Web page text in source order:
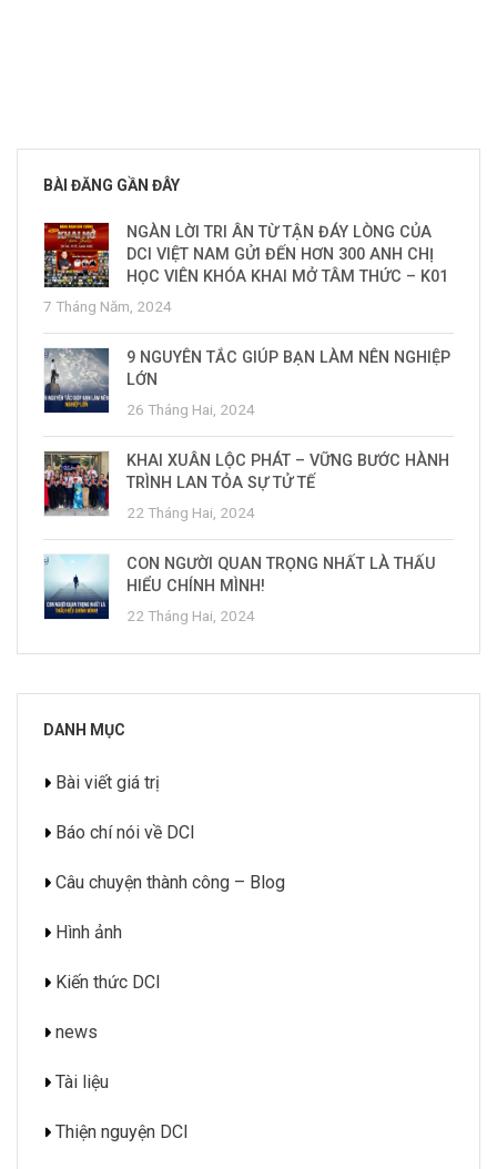
BÀI ĐĂNG GẦN ĐÂY
NGÀN LỜI TRI ÂN TỪ TẬN ĐÁY LÒNG CỦA
DCI VIỆT NAM GỬI ĐẾN HƠN 300 ANH CHỊ
HỌC VIÊN KHÓA KHAI MỞ TÂM THỨC – K01
7 Tháng Năm, 2024
9 NGUYÊN TẮC GIÚP BẠN LÀM NÊN NGHIỆP
LỚN
26 Tháng Hai, 2024
KHAI XUÂN LỘC PHÁT – VỮNG BƯỚC HÀNH
TRÌNH LAN TỎA SỰ TỬ TẾ
22 Tháng Hai, 2024
CON NGƯỜI QUAN TRỌNG NHẤT LÀ THẤU
HIỂU CHÍNH MÌNH!
22 Tháng Hai, 2024
DANH MỤC
Bài viết giá trị
Báo chí nói về DCI
Câu chuyện thành công – Blog
Hình ảnh
Kiến thức DCI
news
Tài liệu
Thiện nguyện DCI